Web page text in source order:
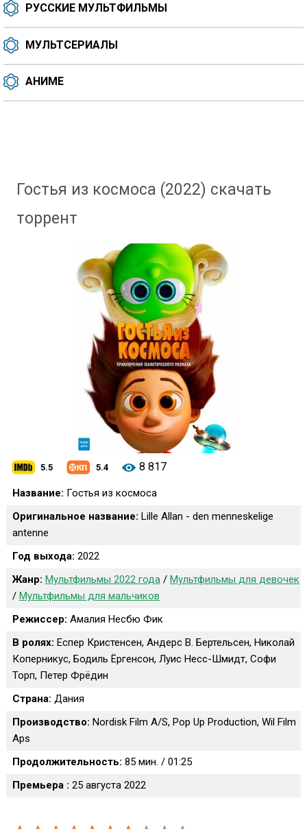
РУССКИЕ МУЛЬТФИЛЬМЫ
МУЛЬТСЕРИАЛЫ
АНИМЕ
Гостья из космоса (2022) скачать
торрент
5.5 5.4 8 817
Название: Гостья из космоса
Оригинальное название: Lille Allan - den menneskelige
antenne
Год выхода: 2022
Жанр: Мультфильмы 2022 года / Мультфильмы для девочек
/ Мультфильмы для мальчиков
Режиссер: Амалия Несбю Фик
В ролях: Еспер Кристенсен, Андерс В. Бертельсен, Николай
Коперникус, Бодиль Ёргенсон, Луис Несс-Шмидт, Софи
Торп, Петер Фрёдин
Страна: Дания
Производство: Nordisk Film A/S, Pop Up Production, Wil Film
Aps
Продолжительность: 85 мин. / 01:25
Премьера : 25 августа 2022